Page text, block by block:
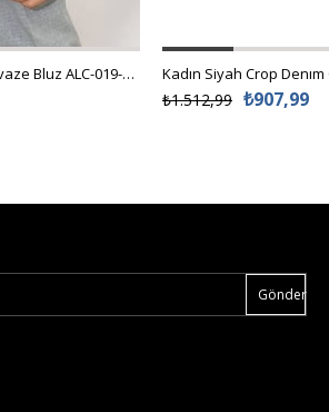
Kadın Siyah Ön Arka V Yaka Kruvaze Bluz ALC-019-053-BLZ Kadın Siyah Crop Denım
₺907,99
₺1.512,99
Gönder